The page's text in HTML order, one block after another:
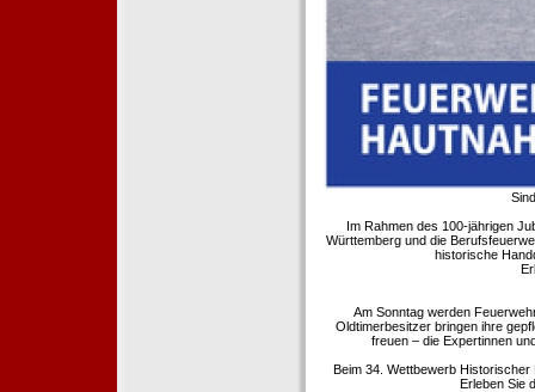
Im Rahmen des 100-jährigen
Württemberg und die
historische
Am Sonntag werden
Oldtimerbesitzer bringen ihre
freuen – die Expertinnen
Beim 34. Wettbewerb
Erleben Sie